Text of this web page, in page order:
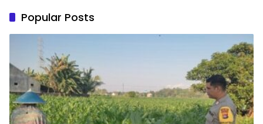
Popular Posts